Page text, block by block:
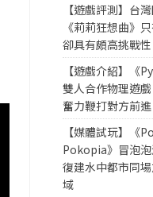
【遊戲評測】台
《莉莉狂想曲》
卻具有頗高挑戰性
【遊戲介紹】《
雙人合作物理遊
奮力鞭打對方前進
【媒體試玩】《
Pokopia》冒泡
復建水中都市同
域